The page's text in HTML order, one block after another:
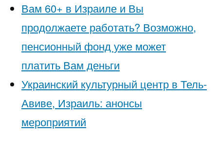
Вам 60+ в Израиле и Вы
продолжаете работать? Возможно,
пенсионный фонд уже может
платить Вам деньги
Украинский культурный центр в Тель-
Авиве, Израиль: анонсы
мероприятий